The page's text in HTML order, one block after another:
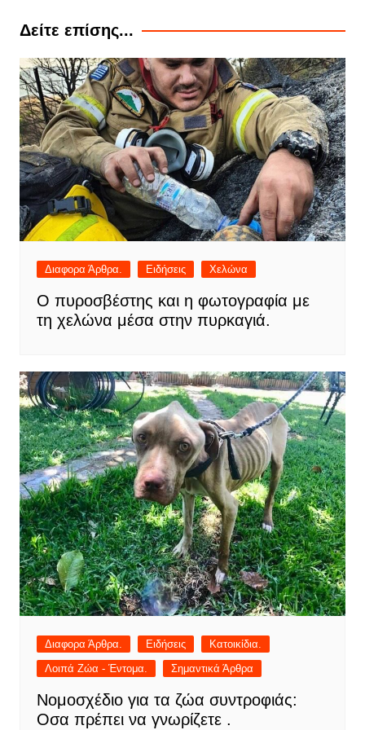
Δείτε επίσης...
Διαφορα Άρθρα. Ειδήσεις Χελώνα
Ο πυροσβέστης και η φωτογραφία με
τη χελώνα μέσα στην πυρκαγιά.
Διαφορα Άρθρα. Ειδήσεις
Κατοικίδια.
Λοιπά Ζώα - Έντομα.
Σημαντικά Άρθρα
Νομοσχέδιο για τα ζώα συντροφιάς:
Οσα πρέπει να γνωρίζετε .